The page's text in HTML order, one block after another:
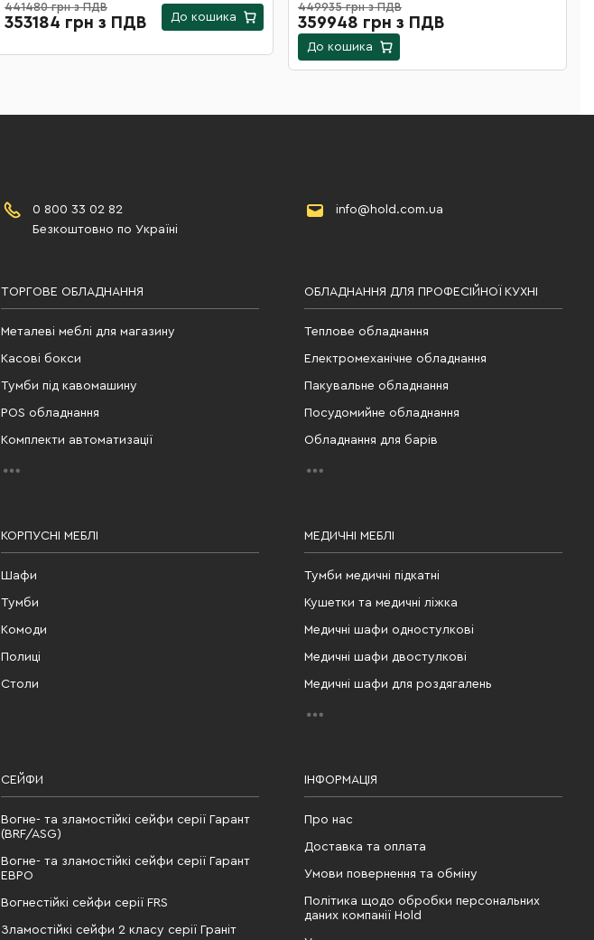
12 полиць
441480 грн з ПДВ
353184 грн з ПДВ До кошика
12 полиць
449935 грн з ПДВ
359948 грн з ПДВ
До кошика
0 800 33 02 82
Безкоштовно по Україні
info@hold.com.ua
ТОРГОВЕ ОБЛАДНАННЯ
Металеві меблі для магазину
Касові бокси
Тумби під кавомашину
POS обладнання
Комплекти автоматизації
ОБЛАДНАННЯ ДЛЯ ПРОФЕСІЙНОЇ КУХНІ
Теплове обладнання
Електромеханічне обладнання
Пакувальне обладнання
Посудомийне обладнання
Обладнання для барів
КОРПУСНІ МЕБЛІ
Шафи
Тумби
Комоди
Полиці
Столи
МЕДИЧНІ МЕБЛІ
Тумби медичні підкатні
Кушетки та медичні ліжка
Медичні шафи одностулкові
Медичні шафи двостулкові
Медичні шафи для роздягалень
СЕЙФИ
Вогне- та зламостійкі сейфи серії Гарант
(BRF/ASG)
Вогне- та зламостійкі сейфи серії Гарант
ЕВРО
Вогнестійкі сейфи серії FRS
Зламостійкі сейфи 2 класу серії Граніт
ІНФОРМАЦІЯ
Про нас
Доставка та оплата
Умови повернення та обміну
Політика щодо обробки персональних
даних компанії Hold